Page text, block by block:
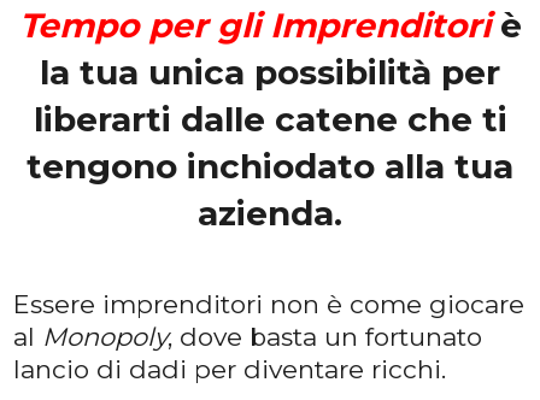
Tempo per gli Imprenditoriè
la tua unica possibilità per
liberarti dalle catene che ti
tengono inchiodato alla tua
azienda.
Essere imprenditori non è come giocare
al Monopoly, dove basta un fortunato
lancio di dadi per diventare ricchi.